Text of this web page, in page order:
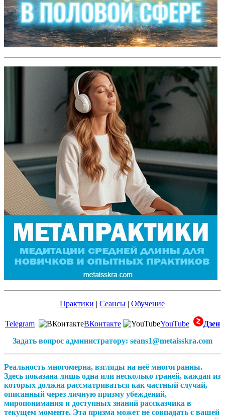
Практики |Сеансы |Обучение
Telegram ВКонтакте YouTube
Дзен
Задать вопрос администратору: seans1@metaisskra.com
Реальность многомерна, взгляды на неё многогранны.
Здесь показана лишь одна или несколько граней, каждая из
которых должна рассматриваться как частный случай,
описанный через личную призму убеждений,
миропонимания и доступных знаний рассказчика в
текущем моменте. Эта призма может не совпадать с вашей